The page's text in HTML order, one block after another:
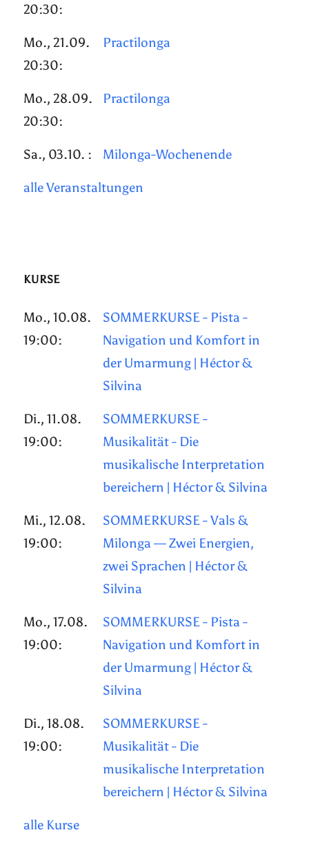
20:30:
Mo., 21.09.
20:30:
Practilonga
Mo., 28.09.
20:30:
Practilonga
Sa., 03.10. : Milonga-Wochenende
alle Veranstaltungen
KURSE
Mo., 10.08.
19:00:
SOMMERKURSE - Pista -
Navigation und Komfort in
der Umarmung | Héctor &
Silvina
Di., 11.08.
19:00:
SOMMERKURSE -
Musikalität - Die
musikalische Interpretation
bereichern | Héctor & Silvina
Mi., 12.08.
19:00:
SOMMERKURSE - Vals &
Milonga — Zwei Energien,
zwei Sprachen | Héctor &
Silvina
Mo., 17.08.
19:00:
SOMMERKURSE - Pista -
Navigation und Komfort in
der Umarmung | Héctor &
Silvina
Di., 18.08.
19:00:
SOMMERKURSE -
Musikalität - Die
musikalische Interpretation
bereichern | Héctor & Silvina
alle Kurse